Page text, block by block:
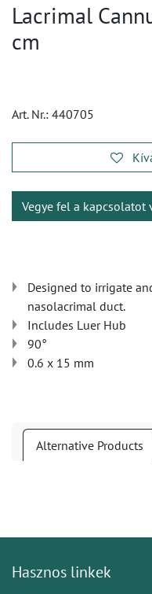
Lacrimal
cm
Art. Nr.: 440705
Vegye fel a kapcsolatot
Designed to irrigate
nasolacrimal duct.
Includes Luer Hub
90°
0.6 x 15 mm
Alternative Products
Hasznos linkek